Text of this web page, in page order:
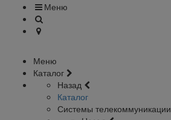
Меню
Меню
Каталог
Назад
Каталог
Системы телекоммуникации